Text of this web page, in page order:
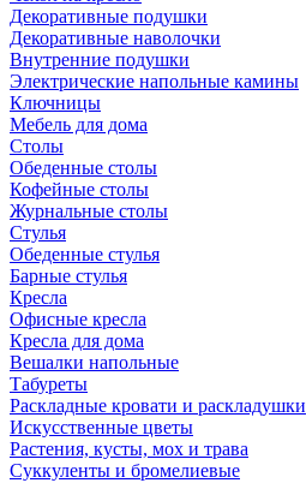
Декоративные подушки
Декоративные наволочки
Внутренние подушки
Электрические напольные камины
Ключницы
Мебель для дома
Столы
Обеденные столы
Кофейные столы
Журнальные столы
Стулья
Обеденные стулья
Барные стулья
Кресла
Офисные кресла
Кресла для дома
Вешалки напольные
Табуреты
Раскладные кровати и раскладушки
Искусственные цветы
Растения, кусты, мох и трава
Суккуленты и бромелиевые